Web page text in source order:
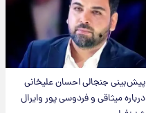
پیش‌بینی جنجالی احسان علیخانی
درباره میثاقی و فردوسی پور وایرال